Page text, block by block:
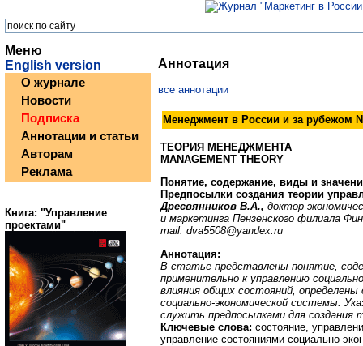
Меню
English version
О журнале
Новости
Подписка
Аннотации и статьи
Авторам
Реклама
Книга: "Управление
проектами"
Аннотация
все аннотации
Менеджмент в России и за рубежом
ТЕОРИЯ МЕНЕДЖМЕНТА
MANAGEMENT THEORY
Понятие, содержание, виды и
Предпосылки создания теории
Дресвянников В.А., доктор
и маркетинга Пензенского филиала
mail: dva5508@yandex.ru
Аннотация:
В статье представлены понятие,
применительно к управлению
влияния общих состояний,
социально-экономической системы.
служить предпосылками для создания
Ключевые слова: состояние,
управление состояниями социально-